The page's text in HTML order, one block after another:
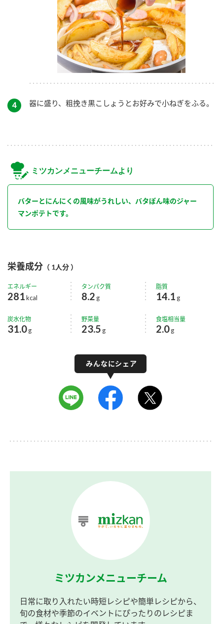
４ 器に盛り、粗挽き黒こしょうとお好みで小ねぎをふる。
ミツカンメニューチームより
バターとにんにくの風味がうれしい、バタぽん味のジャー
マンポテトです。
栄養成分 （ 1人分 ）
エネルギー
281kcal
タンパク質
8.2 g
脂質
14.1 g
炭水化物
31.0g
野菜量
23.5 g
食塩相当量
2.0 g
ミツカンメニューチーム
日常に取り入れたい時短レシピや簡単レシピから、
旬の食材や季節のイベントにぴったりのレシピま